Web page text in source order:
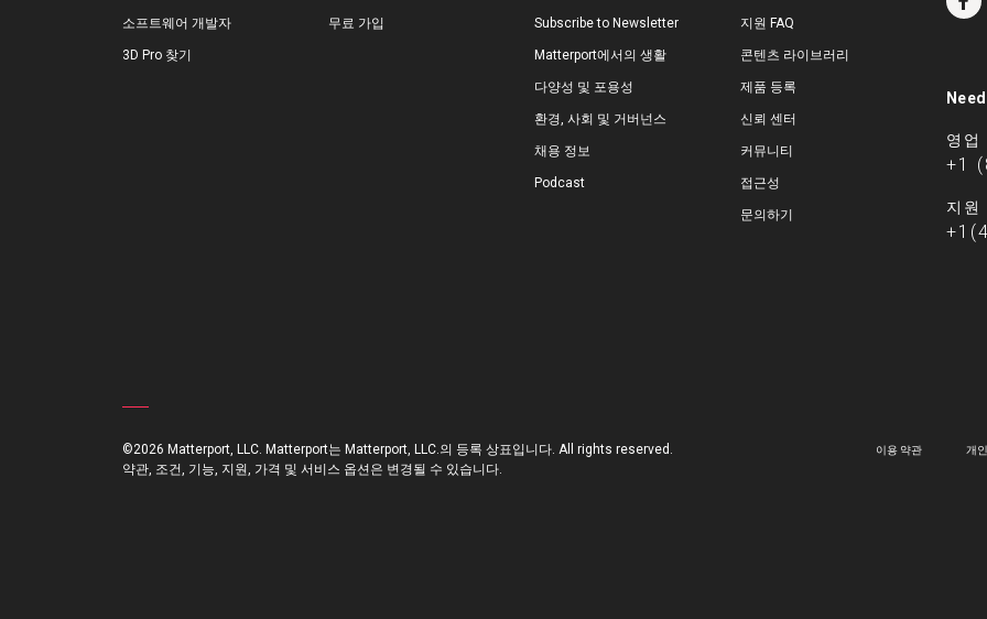
소프트웨어 개발자
3D Pro 찾기
무료 가입 Subscribe to Newsletter
Matterport에서의 생활
다양성 및 포용성
환경, 사회 및 거버넌스
채용 정보
Podcast
지원 FAQ
콘텐츠 라이브러리
제품 등록
신뢰 센터
커뮤니티
접근성
문의하기
영업
+1
지원
©2026 Matterport, LLC. Matterport는 Matterport, LLC.의 등록 상표입니다. All rights reserved.
약관, 조건, 기능, 지원, 가격 및 서비스 옵션은 변경될 수 있습니다.
이용 약관 개